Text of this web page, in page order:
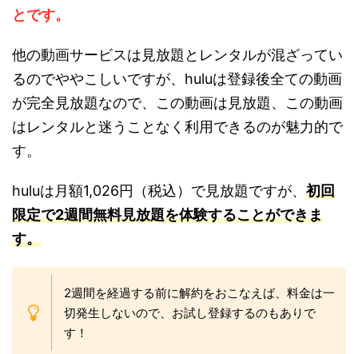
とです。
他の動画サービスは見放題とレンタルが混ざってい
るのでややこしいですが、huluは登録後全ての動画
が完全見放題なので、この動画は見放題、この動画
はレンタルと迷うことなく利用できるのが魅力的で
す。
huluは月額1,026円（税込）で見放題ですが、 初回
限定で2週間無料見放題を体験することができま
す。
2週間を経過する前に解約をおこなえば、料金は一
切発生しないので、お試し登録するのもありで
す！